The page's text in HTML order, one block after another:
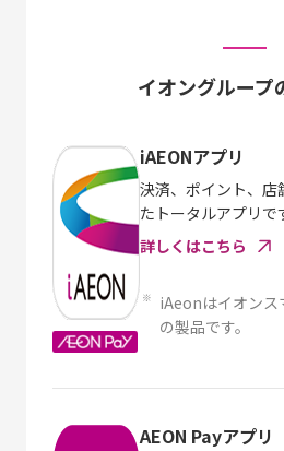
イオングループ
iAEONアプリ
決済、ポイント、店
たトータルアプリで
詳しくはこちら
※
iAeonはイオンス
の製品です。
AEON Payアプリ